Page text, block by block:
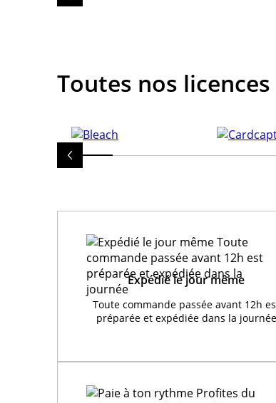
Toutes nos licences
Expédié le jour même
Toute commande passée avant 12h
préparée et expédiée dans la journée